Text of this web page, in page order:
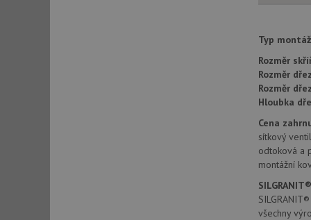
Typ
Rozměr
Rozměr
Rozměr
Hloubka
Cena
sítkový
odtoková a
montážní
všechny
CookieScriptConsent
AUTORIZACE
Název